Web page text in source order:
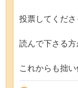
投票してくださ
読んで下さる
これからも拙